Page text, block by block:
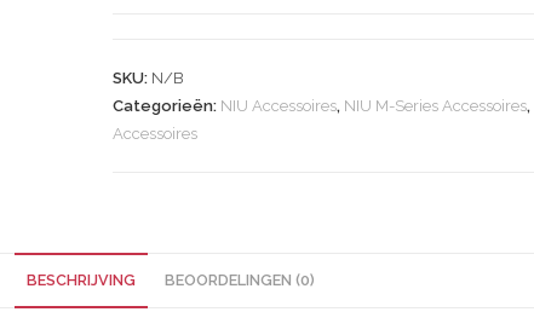
SKU: N/B
Categorieën: NIU Accessoires, NIU M-Series Accessoires,
Accessoires
BESCHRIJVING BEOORDELINGEN (0)